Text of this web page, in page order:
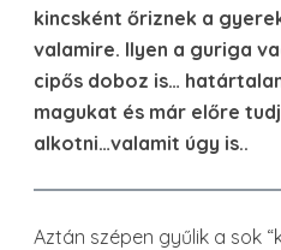
kincsként őriznek a
valamire. Ilyen a guriga
cipős doboz is…
magukat és már előre
alkotni…valamit úgy is..
Aztán szépen gyűlik a sok